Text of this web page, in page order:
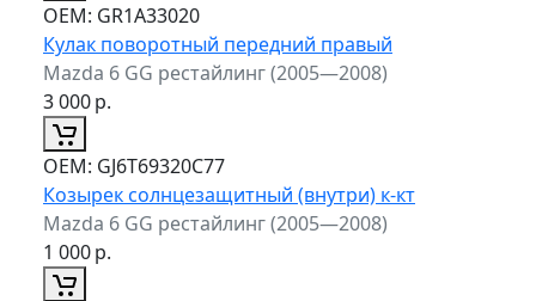
ОЕМ: GR1A33020
Кулак поворотный передний правый
Mazda 6 GG рестайлинг (2005—2008)
3 000р.
ОЕМ: GJ6T69320C77
Козырек солнцезащитный (внутри) к-кт
Mazda 6 GG рестайлинг (2005—2008)
1 000р.